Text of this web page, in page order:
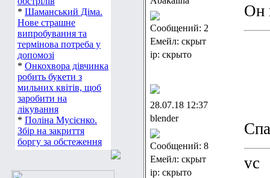
* Шаманський Діма.
Нове страшне
випробування та
термінова потреба у
допомозі
* Онкохвора дівчинка
робить букети з
мильних квітів, щоб
заробити на
лікування
* Поліна Мусієнко.
Збір на закриття
боргу за обстеження
Сообщений: 2
Емейл: скрыт
ip: скрыто
Он
28.07.18 12:37
blender
Сообщений: 8
Емейл: скрыт
ip: скрыто
vc